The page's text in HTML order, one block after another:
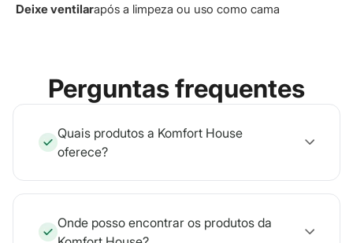
Deixe ventilarapós a limpeza ou uso como cama
Perguntas frequentes
Quais produtos a Komfort House
oferece?
Onde posso encontrar os produtos da